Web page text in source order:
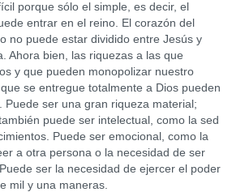
porque sólo el simple, es decir, el
entrar en el reino. El corazón del
no puede estar dividido entre Jesús y
Ahora bien, las riquezas a las que
y que pueden monopolizar nuestro
se entregue totalmente a Dios pueden
Puede ser una gran riqueza material;
puede ser intelectual, como la sed
Puede ser emocional, como la
a otra persona o la necesidad de ser
ser la necesidad de ejercer el poder
mil y una maneras.